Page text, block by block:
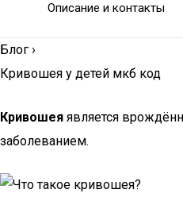
Описание и контакты
Блог ›
Кривошея у детей мкб код
Кривошея является
заболеванием.